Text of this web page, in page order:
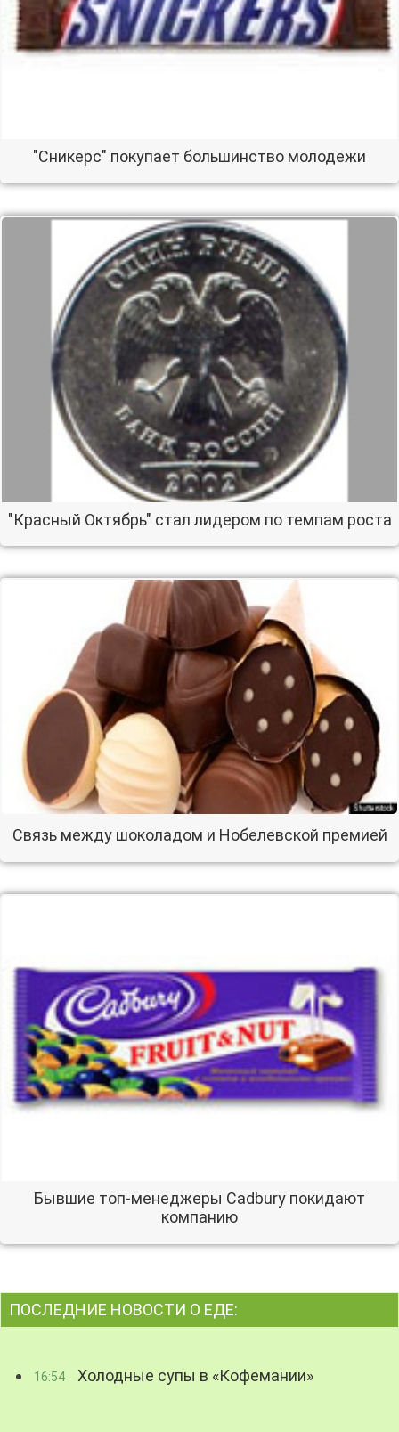
"Сникерс" покупает большинство молодежи
"Красный Октябрь" стал лидером по темпам роста
Связь между шоколадом и Нобелевской премией
Бывшие топ-менеджеры Cadbury покидают
компанию
ПОСЛЕДНИЕ НОВОСТИ О ЕДЕ:
16:54 Холодные супы в «Кофемании»